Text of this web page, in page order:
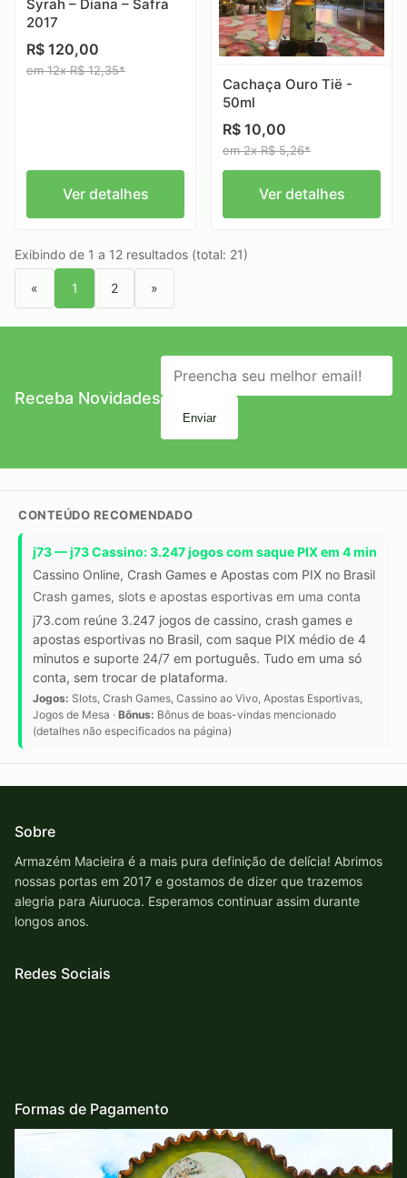
Syrah – Diana – Safra
2017
R$ 120,00
em 12x R$ 12,35*
Ver detalhes
Cachaça Ouro Tië -
50ml
R$ 10,00
em 2x R$ 5,26*
Ver detalhes
Exibindo de 1 a 12 resultados (total: 21)
« 1 2 »
Receba Novidades
Enviar
CONTEÚDO RECOMENDADO
j73 — j73 Cassino: 3.247 jogos com saque PIX em 4 min
Cassino Online, Crash Games e Apostas com PIX no Brasil
Crash games, slots e apostas esportivas em uma conta
j73.com reúne 3.247 jogos de cassino, crash games e
apostas esportivas no Brasil, com saque PIX médio de 4
minutos e suporte 24/7 em português. Tudo em uma só
conta, sem trocar de plataforma.
Jogos: Slots, Crash Games, Cassino ao Vivo, Apostas Esportivas,
Jogos de Mesa · Bônus: Bônus de boas-vindas mencionado
(detalhes não especificados na página)
Sobre
Armazém Macieira é a mais pura definição de delícia! Abrimos
nossas portas em 2017 e gostamos de dizer que trazemos
alegria para Aiuruoca. Esperamos continuar assim durante
longos anos.
Redes Sociais
Formas de Pagamento